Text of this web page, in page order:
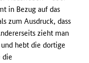
in Bezug auf das
zum Ausdruck, dass
zieht man
hebt die dortige
die